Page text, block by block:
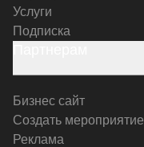
Услуги
Подписка
Бизнес сайт
Создать мероприятие
Реклама